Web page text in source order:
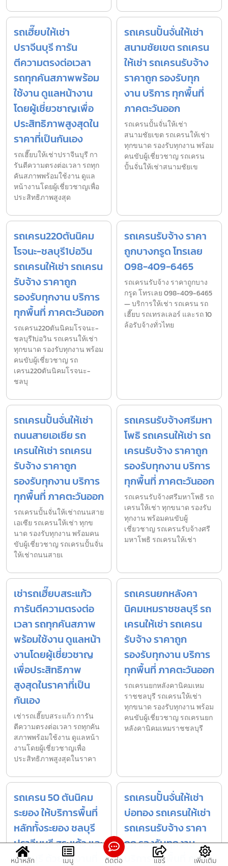
รถเฮี๊ยบให้เช่า
ปราจีนบุรี การัน
ตีความตรงต่อเวลา
รถทุกคันสภาพพร้อม
ใช้งาน ดูแลหน้างาน
โดยผู้เชี่ยวชาญเพื่อ
ประสิทธิภาพสูงสุดใน
ราคาที่เป็นกันเอง
รถเฮี๊ยบให้เช่าปราจีนบุรี กา
รันตีความตรงต่อเวลา รถทุก
คันสภาพพร้อมใช้งาน ดูแล
หน้างานโดยผู้เชี่ยวชาญเพื่อ
ประสิทธิภาพสูงสุด
รถเครนปั้นจั่นให้เช่า
สนามชัยเขต รถเครน
ให้เช่า รถเครนรับจ้าง
ราคาถูก รองรับทุก
งาน บริการ ทุกพื้นที่
ภาคตะวันออก
รถเครนปั้นจั่นให้เช่า
สนามชัยเขต รถเครนให้เช่า
ทุกขนาด รองรับทุกงาน พร้อม
คนขับผู้เชี่ยวชาญ รถเครน
ปั้นจั่นให้เช่าสนามชัยเข
รถเครน220ตันนิคม
โรจนะ-ชลบุรี1บ่อวิน
รถเครนให้เช่า รถเครน
รับจ้าง ราคาถูก
รองรับทุกงาน บริการ
ทุกพื้นที่ ภาคตะวันออก
รถเครน220ตันนิคมโรจนะ-
ชลบุรี1บ่อวิน รถเครนให้เช่า
ทุกขนาด รองรับทุกงาน พร้อม
คนขับผู้เชี่ยวชาญ รถ
เครน220ตันนิคมโรจนะ-
ชลบุ
รถเครนรับจ้าง ราคา
ถูกบางกรูด โทรเลย
098-409-6465
รถเครนรับจ้าง ราคาถูกบาง
กรูด โทรเลย 098-409-6465
— บริการให้เช่า รถเครน รถ
เฮี๊ยบ รถเทรลเลอร์ และรถ 10
ล้อรับจ้างทั่วไทย
รถเครนปั้นจั่นให้เช่า
ถนนสายเอเซีย รถ
เครนให้เช่า รถเครน
รับจ้าง ราคาถูก
รองรับทุกงาน บริการ
ทุกพื้นที่ ภาคตะวันออก
รถเครนปั้นจั่นให้เช่าถนนสาย
เอเซีย รถเครนให้เช่า ทุกข
นาด รองรับทุกงาน พร้อมคน
ขับผู้เชี่ยวชาญ รถเครนปั้นจั่น
ให้เช่าถนนสายเ
รถเครนรับจ้างศรีมหา
โพธิ รถเครนให้เช่า รถ
เครนรับจ้าง ราคาถูก
รองรับทุกงาน บริการ
ทุกพื้นที่ ภาคตะวันออก
รถเครนรับจ้างศรีมหาโพธิ รถ
เครนให้เช่า ทุกขนาด รองรับ
ทุกงาน พร้อมคนขับผู้
เชี่ยวชาญ รถเครนรับจ้างศรี
มหาโพธิ รถเครนให้เช่า
เช่ารถเฮี๊ยบสระแก้ว
การันตีความตรงต่อ
เวลา รถทุกคันสภาพ
พร้อมใช้งาน ดูแลหน้า
งานโดยผู้เชี่ยวชาญ
เพื่อประสิทธิภาพ
สูงสุดในราคาที่เป็น
กันเอง
เช่ารถเฮี๊ยบสระแก้ว การัน
ตีความตรงต่อเวลา รถทุกคัน
สภาพพร้อมใช้งาน ดูแลหน้า
งานโดยผู้เชี่ยวชาญเพื่อ
ประสิทธิภาพสูงสุดในราคา
รถเครนยกหลังคา
นิคมเหมราชชลบุรี รถ
เครนให้เช่า รถเครน
รับจ้าง ราคาถูก
รองรับทุกงาน บริการ
ทุกพื้นที่ ภาคตะวันออก
รถเครนยกหลังคานิคมเหม
ราชชลบุรี รถเครนให้เช่า
ทุกขนาด รองรับทุกงาน พร้อม
คนขับผู้เชี่ยวชาญ รถเครนยก
หลังคานิคมเหมราชชลบุรี
รถเครน 50 ตันนิคม
ระยอง ให้บริการพื้นที่
หลักทั้งระยอง ชลบุรี
ปราจีนบุรี สระแก้ว และ
จันทบุรี ด้วยทีมงานที่
รถเครนปั้นจั่นให้เช่า
บ่อทอง รถเครนให้เช่า
รถเครนรับจ้าง ราคา
ถูก รองรับทุกงาน
บริการ ทุกพื้นที่ ภาค
หน้าหลัก เมนู ติดต่อ แชร์ เพิ่มเติม